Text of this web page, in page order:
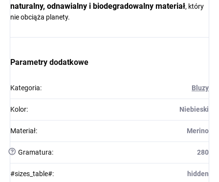
naturalny, odnawialny i biodegradowalny materiał, który
nie obciąża planety.
Parametry dodatkowe
Kategoria: Bluzy
Kolor: Niebieski
Materiał: Merino
? Gramatura: 280
#sizes_table#: hidden